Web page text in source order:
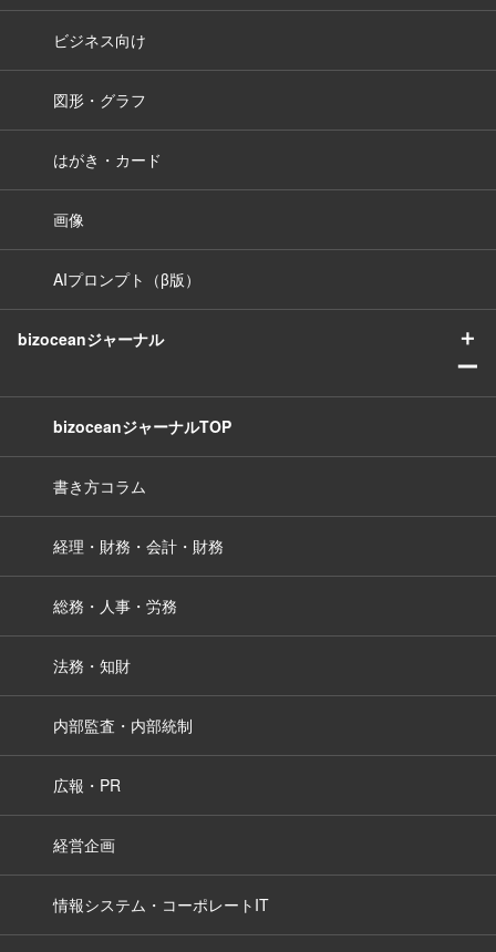
ビジネス向け
図形・グラフ
はがき・カード
画像
AIプロンプト（β版）
bizoceanジャーナル
＋
ー
bizoceanジャーナルTOP
書き方コラム
経理・財務・会計・財務
総務・人事・労務
法務・知財
内部監査・内部統制
広報・PR
経営企画
情報システム・コーポレートIT